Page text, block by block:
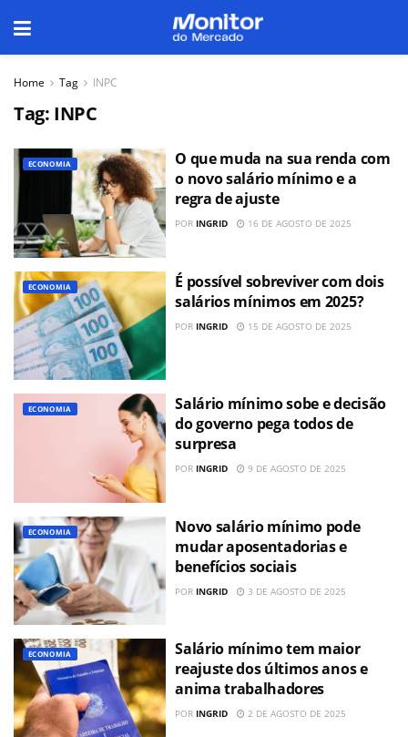
Home Tag INPC
Tag: INPC
ECONOMIA
O que muda na sua renda com
o novo salário mínimo e a
regra de ajuste
POR INGRID 16 DE AGOSTO DE 2025
ECONOMIA
É possível sobreviver com dois
salários mínimos em 2025?
POR INGRID 15 DE AGOSTO DE 2025
ECONOMIA
Salário mínimo sobe e decisão
do governo pega todos de
surpresa
POR INGRID 9 DE AGOSTO DE 2025
ECONOMIA
Novo salário mínimo pode
mudar aposentadorias e
benefícios sociais
POR INGRID 3 DE AGOSTO DE 2025
ECONOMIA
Salário mínimo tem maior
reajuste dos últimos anos e
anima trabalhadores
POR INGRID 2 DE AGOSTO DE 2025